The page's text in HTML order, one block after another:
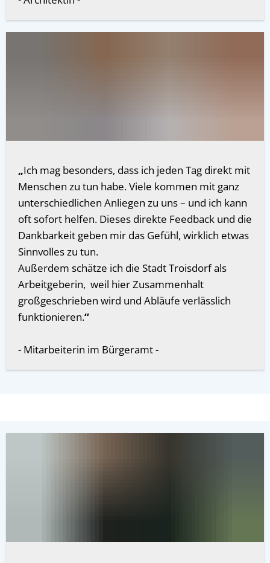
„Ich mag besonders, dass ich jeden Tag direkt mit
Menschen zu tun habe. Viele kommen mit ganz
unterschiedlichen Anliegen zu uns – und ich kann
oft sofort helfen. Dieses direkte Feedback und die
Dankbarkeit geben mir das Gefühl, wirklich etwas
Sinnvolles zu tun.
Außerdem schätze ich die Stadt Troisdorf als
Arbeitgeberin, weil hier Zusammenhalt
großgeschrieben wird und Abläufe verlässlich
funktionieren.“
- Mitarbeiterin im Bürgeramt -